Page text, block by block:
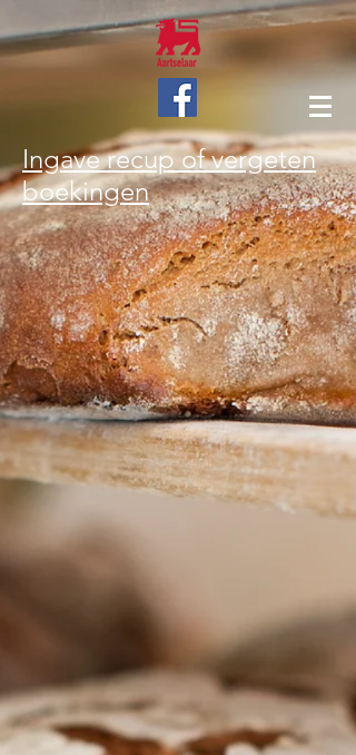
Ingave recup of vergeten
boekingen